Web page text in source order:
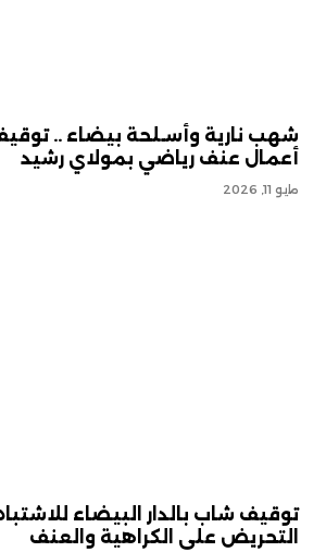
شهب نارية وأسـلحة بيضاء ..
أعمال عنف رياضي بمولاي رشيد
مايو 11, 2026
توقيف شاب بالدار البيضاء
التحريض على الكراهية والعنف